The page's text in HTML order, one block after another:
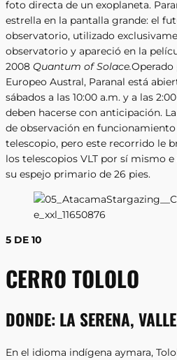
foto directa de un exoplaneta.
estrella en la pantalla grande: el
observatorio, utilizado
observatorio y apareció en la
2008 Quantum of Solace.
Europeo Austral, Paranal está
sábados a las 10:00 a.m. y a las
deben hacerse con anticipación.
de observación en
telescopio, pero este recorrido le
los telescopios VLT por sí mismo
su espejo primario de 26 pies.
5 DE 10
CERRO TOLOLO
DONDE: LA SERENA,
En el idioma indígena aymara,